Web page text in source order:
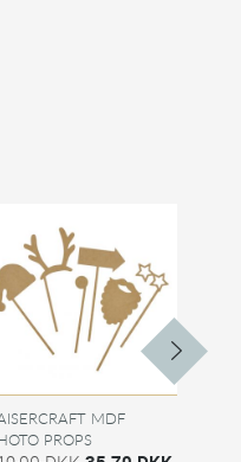
MDF
PROPS